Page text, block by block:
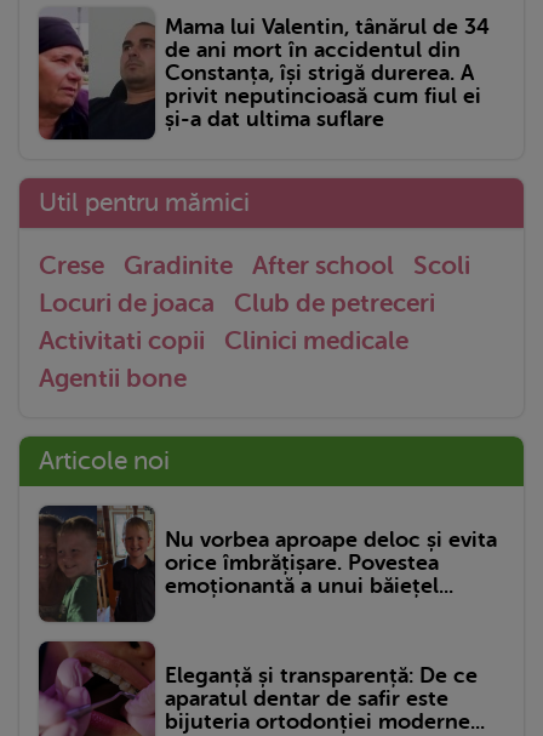
Mama lui Valentin, tânărul de 34
de ani mort în accidentul din
Constanța, își strigă durerea. A
privit neputincioasă cum fiul ei
și-a dat ultima suflare
Util pentru mămici
Crese Gradinite After school
Scoli
Locuri de joaca
Club de petreceri
Activitati copii
Clinici medicale
Agentii bone
Articole noi
Nu vorbea aproape deloc și evita
orice îmbrățișare. Povestea
emoționantă a unui băiețel...
Eleganță și transparență: De ce
aparatul dentar de safir este
bijuteria ortodonției moderne...